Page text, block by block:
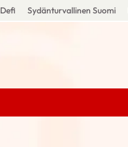
Defi Sydänturvallinen Suomi